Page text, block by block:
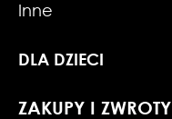
Inne
DLA DZIECI
ZAKUPY I ZWROTY